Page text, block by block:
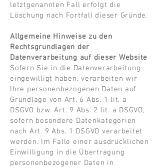
letztgenannten Fall erfolgt die
Löschung nach Fortfall dieser Gründe.
Allgemeine Hinweise zu den
Rechtsgrundlagen der
Datenverarbeitung auf dieser Website
Sofern Sie in die Datenverarbeitung
eingewilligt haben, verarbeiten wir
Ihre personenbezogenen Daten auf
Grundlage von Art. 6 Abs. 1 lit. a
DSGVO bzw. Art. 9 Abs. 2 lit. a DSGVO,
sofern besondere Datenkategorien
nach Art. 9 Abs. 1 DSGVO verarbeitet
werden. Im Falle einer ausdrücklichen
Einwilligung in die Übertragung
personenbezogener Daten in